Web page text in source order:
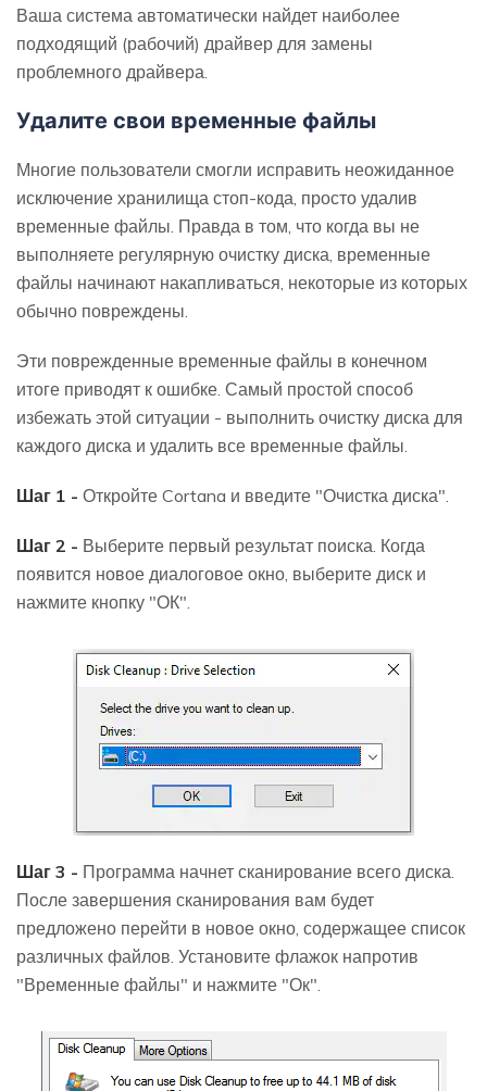
Ваша система автоматически найдет наиболее
подходящий (рабочий) драйвер для замены
проблемного драйвера.
Удалите свои временные файлы
Многие пользователи смогли исправить неожиданное
исключение хранилища стоп-кода, просто удалив
временные файлы. Правда в том, что когда вы не
выполняете регулярную очистку диска, временные
файлы начинают накапливаться, некоторые из которых
обычно повреждены.
Эти поврежденные временные файлы в конечном
итоге приводят к ошибке. Самый простой способ
избежать этой ситуации - выполнить очистку диска для
каждого диска и удалить все временные файлы.
Шаг 1 - Откройте Cortana и введите "Очистка диска".
Шаг 2 - Выберите первый результат поиска. Когда
появится новое диалоговое окно, выберите диск и
нажмите кнопку "ОК".
Шаг 3 - Программа начнет сканирование всего диска.
После завершения сканирования вам будет
предложено перейти в новое окно, содержащее список
различных файлов. Установите флажок напротив
"Временные файлы" и нажмите "Ок".